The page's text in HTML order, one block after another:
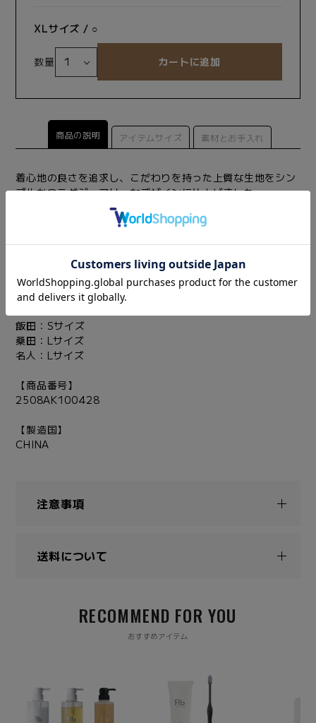
XLサイズ / ○
数量
商品の説明 アイテムサイズ 素材とお手入れ
着心地の良さを追求し、こだわりを持った上質な生地をシン
プルかつラグジュアリーなデザインに仕上げました。
上質なダウンをふんだんに使用したダウンジャケット。
左胸にReZARDのシリコンワッペンを配置し、袖口にロゴの
用できます。
＜Wear Size＞
飯田：Sサイズ
桑田：Lサイズ
名人：Lサイズ
【商品番号】
2508AK100428
【製造国】
CHINA
注意事項
送料について
RECOMMEND FOR YOU
おすすめアイテム